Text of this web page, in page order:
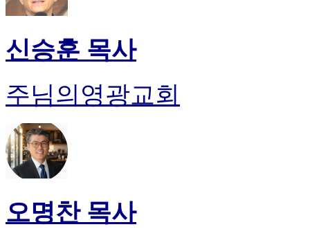
신승훈 목사
주님의영광교회
오명찬 목사